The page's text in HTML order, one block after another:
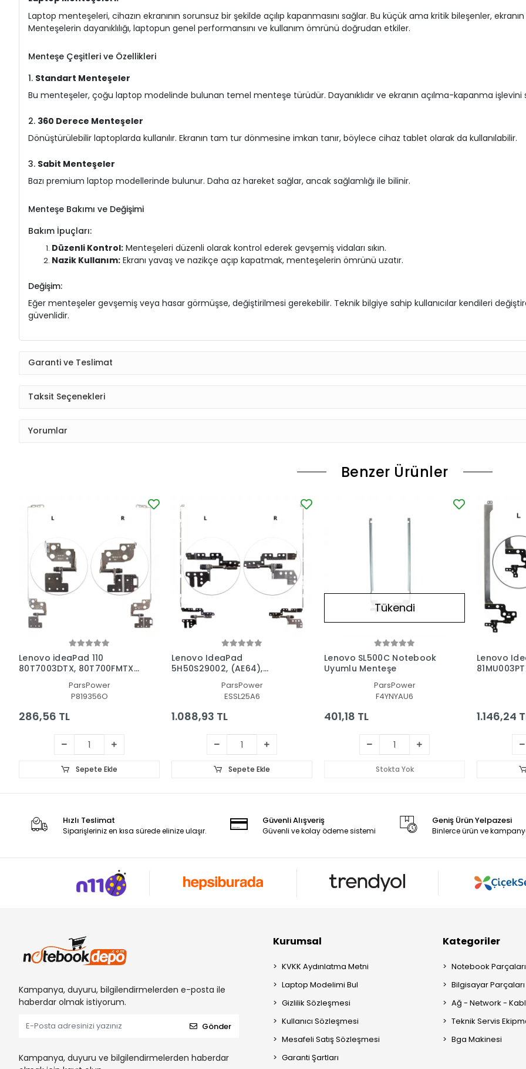
Laptop menteşeleri, cihazın ekranının sorunsuz bir şekilde açılıp kapanmasını sağlar. Bu küçük ama kritik bileşenler,
Menteşelerin dayanıklılığı, laptopun genel performansını ve kullanım ömrünü doğrudan etkiler.
Menteşe Çeşitleri ve Özellikleri
1. Standart Menteşeler
Bu menteşeler, çoğu laptop modelinde bulunan temel menteşe türüdür. Dayanıklıdır ve ekranın açılma-kapanma işlevini
2. 360 Derece Menteşeler
Dönüştürülebilir laptoplarda kullanılır. Ekranın tam tur dönmesine imkan tanır, böylece cihaz tablet olarak da kullanılabilir.
3. Sabit Menteşeler
Bazı premium laptop modellerinde bulunur. Daha az hareket sağlar, ancak sağlamlığı ile bilinir.
Menteşe Bakımı ve Değişimi
Bakım İpuçları:
Düzenli Kontrol: Menteşeleri düzenli olarak kontrol ederek gevşemiş vidaları sıkın.
Nazik Kullanım: Ekranı yavaş ve nazikçe açıp kapatmak, menteşelerin ömrünü uzatır.
Değişim:
Eğer menteşeler gevşemiş veya hasar görmüşse, değiştirilmesi gerekebilir. Teknik bilgiye sahip kullanıcılar kendileri
güvenlidir.
Garanti ve Teslimat
Taksit Seçenekleri
Yorumlar
Benzer Ürünler
Lenovo ideaPad 110
80T7003DTX, 80T700FMTX
ParsPower
P819356O
286,56 TL
Sepete Ekle
Lenovo IdeaPad
5H50S29002, (AE64),
ParsPower
ESSL25A6
1.088,93 TL
Sepete Ekle
Tükendi
Lenovo SL500C Notebook
Uyumlu Menteşe
ParsPower
F4YNYAU6
401,18 TL
Stokta Yok
Lenovo
1.146,24
Hızlı Teslimat
Siparişleriniz en kısa sürede elinize ulaşır.
Güvenli Alışveriş
Güvenli ve kolay ödeme sistemi
Geniş Ürün Yelpazesi
Binlerce ürün ve
Kampanya, duyuru, bilgilendirmelerden e-posta ile
haberdar olmak istiyorum.
Gönder
Kampanya, duyuru ve bilgilendirmelerden haberdar
Kurumsal
KVKK Aydınlatma Metni
Laptop Modelimi Bul
Gizlilik Sözleşmesi
Kullanıcı Sözleşmesi
Mesafeli Satış Sözleşmesi
Garanti Şartları
Kategoriler
Notebook Parçaları
Bilgisayar Parçaları
Ağ - Network -
Teknik Servis
Bga Makinesi